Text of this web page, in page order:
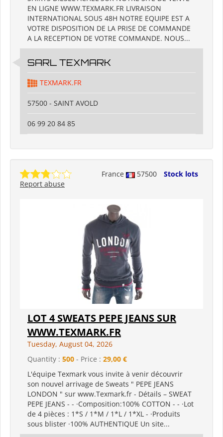
EN LIGNE WWW.TEXMARK.FR LIVRAISON
INTERNATIONAL SOUS 48H NOTRE EQUIPE EST A
VOTRE DISPOSITION DE LA PRISE DE COMMANDE
A LA RECEPTION DE VOTRE COMMANDE. NOUS...
SARL TEXMARK
TEXMARK.FR
57500 - SAINT AVOLD
06 99 20 84 85
France 57500
Stock lots
Report abuse
LOT 4 SWEATS PEPE JEANS SUR
WWW.TEXMARK.FR
Tuesday, August 04, 2026
Quantity : 500 - Price : 29,00 €
L'équipe Texmark vous invite à venir découvrir
son nouvel arrivage de Sweats " PEPE JEANS
LONDON " sur www.Texmark.fr - Détails – SWEAT
PEPE JEANS - - ·Composition:100% COTTON - - ·Lot
de 4 pièces : 1*S / 1*M / 1*L / 1*XL - ·Produits
sous blister ·100% AUTHENTIQUE Un site...